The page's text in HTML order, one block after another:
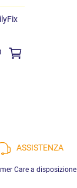
ASSISTENZA
Care a disposizione